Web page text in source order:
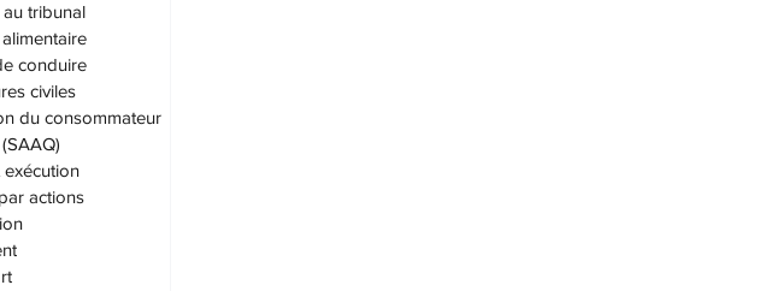
tribunal
conduire
civiles
du consommateur
exécution
actions